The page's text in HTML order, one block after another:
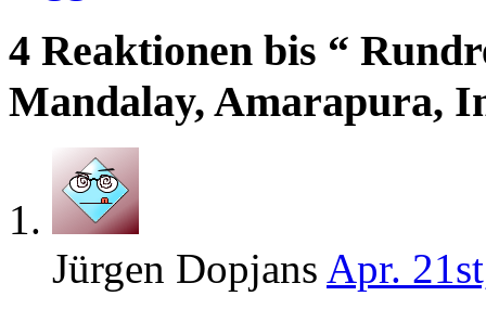
4 Reaktionen bis “
Mandalay, Amarapura,
Jürgen Dopjans Apr.